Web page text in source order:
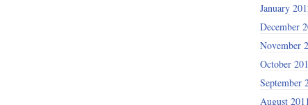
January
December
November
October
September
August 2011